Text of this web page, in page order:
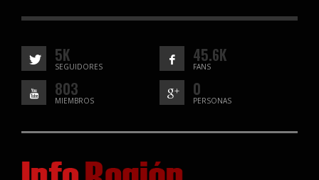
5K
SEGUIDORES
45.6K
FANS
803
MIEMBROS
0
PERSONAS